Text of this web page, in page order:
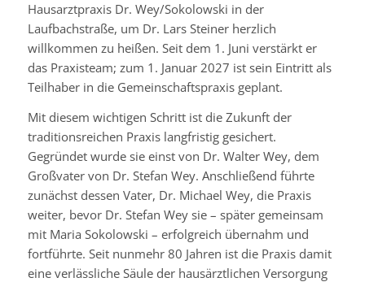
Hausarztpraxis Dr. Wey/Sokolowski in der
Laufbachstraße, um Dr. Lars Steiner herzlich
willkommen zu heißen. Seit dem 1. Juni verstärkt er
das Praxisteam; zum 1. Januar 2027 ist sein Eintritt als
Teilhaber in die Gemeinschaftspraxis geplant.
Mit diesem wichtigen Schritt ist die Zukunft der
traditionsreichen Praxis langfristig gesichert.
Gegründet wurde sie einst von Dr. Walter Wey, dem
Großvater von Dr. Stefan Wey. Anschließend führte
zunächst dessen Vater, Dr. Michael Wey, die Praxis
weiter, bevor Dr. Stefan Wey sie – später gemeinsam
mit Maria Sokolowski – erfolgreich übernahm und
fortführte. Seit nunmehr 80 Jahren ist die Praxis damit
eine verlässliche Säule der hausärztlichen Versorgung